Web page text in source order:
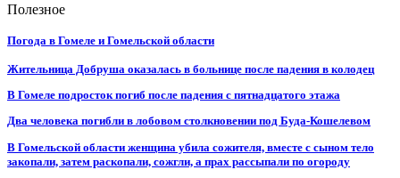
Полезное
Погода в Гомеле и Гомельской области
Жительница Добруша оказалась в больнице после падения в колодец
В Гомеле подросток погиб после падения с пятнадцатого этажа
Два человека погибли в лобовом столкновении под Буда-Кошелевом
В Гомельской области женщина убила сожителя, вместе с сыном тело
закопали, затем раскопали, сожгли, а прах рассыпали по огороду